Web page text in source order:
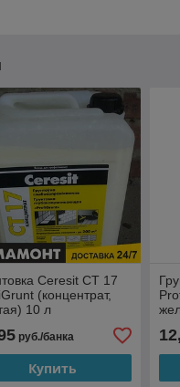
Ceresit CT 17
(концентрат,
10 л
руб./банка
Купить